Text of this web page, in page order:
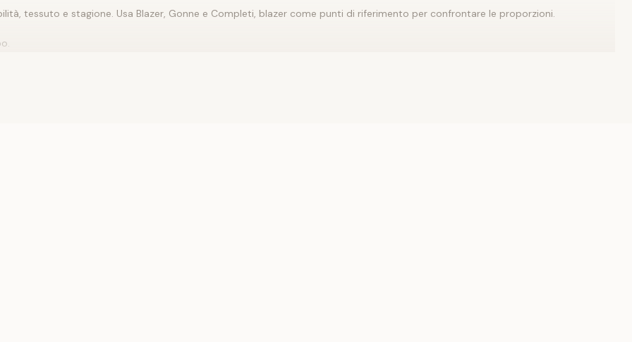
tessuto e stagione. Usa Blazer Gonne e Completi, blazer come punti di riferimento per confrontare le proporzioni.